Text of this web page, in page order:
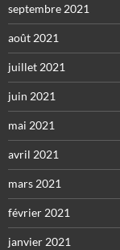
septembre 2021
août 2021
juillet 2021
juin 2021
mai 2021
avril 2021
mars 2021
février 2021
janvier 2021